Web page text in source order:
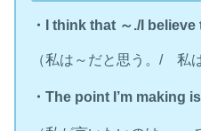
・I think that ～./I believe
（私は～だと思う。/ 私
・The point I’m making is